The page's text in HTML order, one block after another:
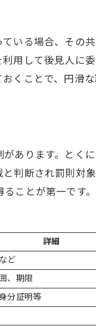
いる場合、その
用して後見人に
くことで、円滑な
あります。とく
判断され罰則対
ことが第一です
詳細
ど
、期限
分証明等